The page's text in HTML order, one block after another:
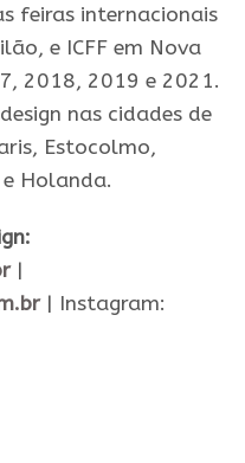
feiras internacionais
e ICFF em Nova
2018, 2019 e 2021.
nas cidades de
Estocolmo,
Holanda.
|
| Instagram: